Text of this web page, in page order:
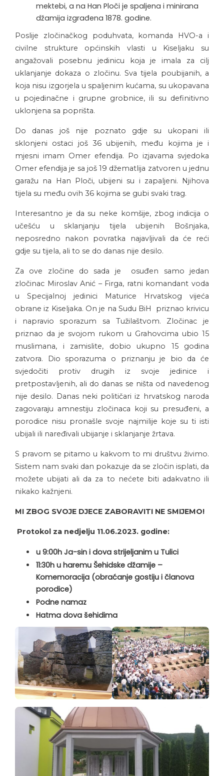
mektebi, a na Han Ploči je spaljena i minirana
džamija izgrađena 1878. godine.
Poslije zločinačkog poduhvata, komanda HVO-a i
civilne strukture općinskih vlasti u Kiseljaku su
angažovali posebnu jedinicu koja je imala za cilj
uklanjanje dokaza o zločinu. Sva tijela poubijanih, a
koja nisu izgorjela u spaljenim kućama, su ukopavana
u pojedinačne i grupne grobnice, ili su definitivno
uklonjena sa poprišta.
Do danas još nije poznato gdje su ukopani ili
sklonjeni ostaci još 36 ubijenih, među kojima je i
mjesni imam Omer efendija. Po izjavama svjedoka
Omer efendija je sa još 19 džematlija zatvoren u jednu
garažu na Han Ploči, ubijeni su i zapaljeni. Njihova
tijela su među ovih 36 kojima se gubi svaki trag.
Interesantno je da su neke komšije, zbog indicija o
učešću u sklanjanju tijela ubijenih Bošnjaka,
neposredno nakon povratka najavljivali da će reći
gdje su tijela, ali to se do danas nije desilo.
Za ove zločine do sada je osuđen samo jedan
zločinac Miroslav Anić – Firga, ratni komandant voda
u Specijalnoj jedinici Maturice Hrvatskog vijeća
obrane iz Kiseljaka. On je na Sudu BiH priznao krivicu
i napravio sporazum sa Tužilaštvom. Zločinac je
priznao da je svojom rukom u Grahovcima ubio 15
muslimana, i zamislite, dobio ukupno 15 godina
zatvora. Dio sporazuma o priznanju je bio da će
svjedočiti protiv drugih iz svoje jedinice i
pretpostavljenih, ali do danas se ništa od navedenog
nije desilo. Danas neki političari iz hrvatskog naroda
zagovaraju amnestiju zločinaca koji su presuđeni, a
porodice nisu pronašle svoje najmilije koje su ti isti
ubijali ili naređivali ubijanje i sklanjanje žrtava.
S pravom se pitamo u kakvom to mi društvu živimo.
Sistem nam svaki dan pokazuje da se zločin isplati, da
možete ubijati ali da za to nećete biti adakvatno ili
nikako kažnjeni.
MI ZBOG SVOJE DJECE ZABORAVITI NE SMIJEMO!
Protokol za nedjelju 11.06.2023. godine:
u 9:00h Ja-sin i dova strijeljanim u Tulici
11:30h u haremu Šehidske džamije –
Komemoracija (obraćanje gostiju i članova
porodice)
Podne namaz
Hatma dova šehidima